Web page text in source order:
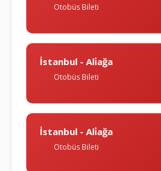
Otobüs Bileti
İstanbul - Ali̇ağa
Otobüs Bileti
İstanbul - Ali̇ağa
Otobüs Bileti